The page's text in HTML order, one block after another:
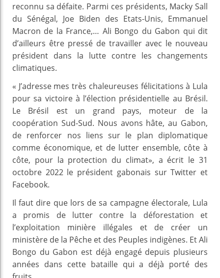
reconnu sa défaite. Parmi ces présidents, Macky Sall
du Sénégal, Joe Biden des Etats-Unis, Emmanuel
Macron de la France,… Ali Bongo du Gabon qui dit
d’ailleurs être pressé de travailler avec le nouveau
président dans la lutte contre les changements
climatiques.
« J’adresse mes très chaleureuses félicitations à Lula
pour sa victoire à l’élection présidentielle au Brésil.
Le Brésil est un grand pays, moteur de la
coopération Sud-Sud. Nous avons hâte, au Gabon,
de renforcer nos liens sur le plan diplomatique
comme économique, et de lutter ensemble, côte à
côte, pour la protection du climat», a écrit le 31
octobre 2022 le président gabonais sur Twitter et
Facebook.
Il faut dire que lors de sa campagne électorale, Lula
a promis de lutter contre la déforestation et
l’exploitation minière illégales et de créer un
ministère de la Pêche et des Peuples indigènes. Et Ali
Bongo du Gabon est déjà engagé depuis plusieurs
années dans cette bataille qui a déjà porté des